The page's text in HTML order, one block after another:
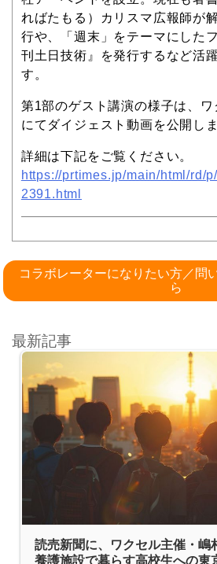
ればたもる）カリスマ広報師が
行や、「週末」をテーマにした
刊土日技術』を発行するなど活
す。
第1部のゲスト講演の様子は、
にてダイジェスト動画を公開しま
詳細は下記をご覧ください。
https://prtimes.jp/main/html/rd/
2391.html
コラボレーターになりたい方／問
ら
最新記事
読売新聞に、ワクセル主催・嶋
養護施設で暮らす高校生への東